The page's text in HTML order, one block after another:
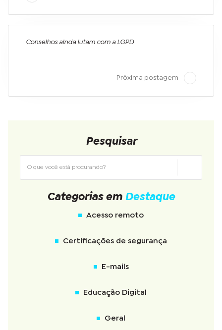
Conselhos ainda lutam com a LGPD
Próxima postagem
Pesquisar
Categorias em Destaque
Acesso remoto
Certificações de segurança
E-mails
Educação Digital
Geral